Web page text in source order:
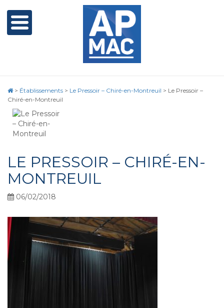
> Établissements > Le Pressoir – Chiré-en-Montreuil > Le Pressoir –
Chiré-en-Montreuil
LE PRESSOIR – CHIRÉ-EN-
MONTREUIL
06/02/2018